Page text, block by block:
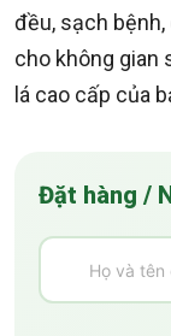
đều, sạch
cho không gian
lá cao cấp của
Đặt hàng /